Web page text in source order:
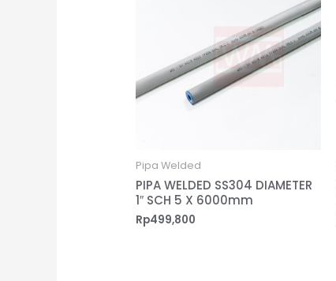
Pipa Welded
PIPA WELDED SS304 DIAMETER
1″ SCH 5 X 6000mm
Rp499,800